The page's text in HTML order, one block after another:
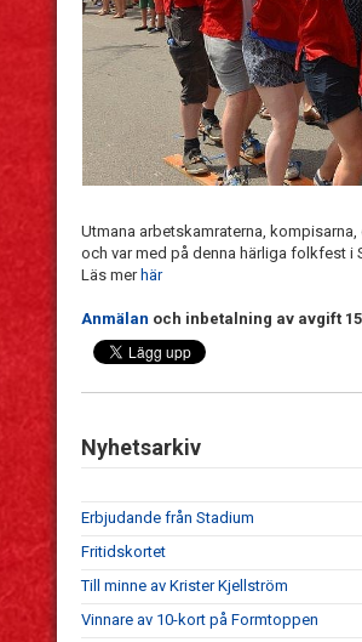
Utmana arbetskamraterna, kompisarna,
och var med på denna härliga folkfest i
Läs merhär
Anmälan och inbetalning av avgift
Nyhetsarkiv
Erbjudande från Stadium
Fritidskortet
Till minne av Krister Kjellström
Vinnare av 10-kort på Formtoppen